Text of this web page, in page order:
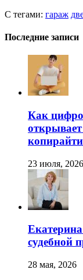
С тегами: гараж
Последние записи
Как
23 июля, 2026
судебной
28 мая, 2026